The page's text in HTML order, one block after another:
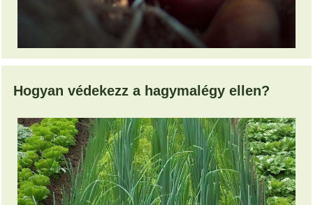
Hogyan védekezz a hagymalégy ellen?